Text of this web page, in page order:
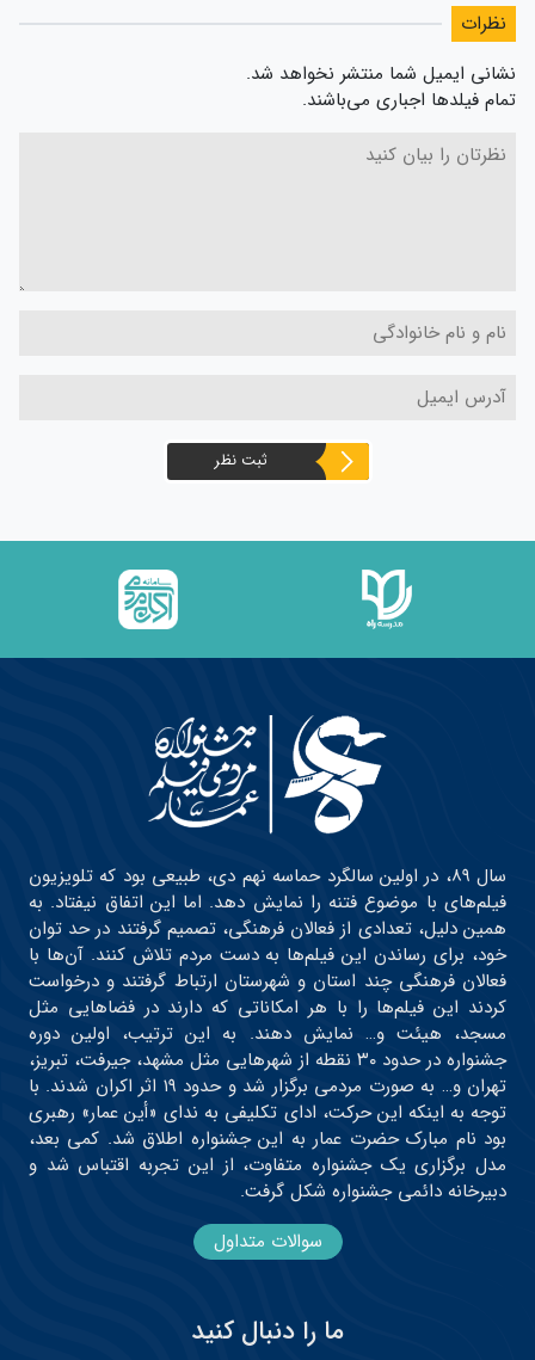
نظرات
نشانی ایمیل شما منتشر نخواهد شد.
تمام فیلدها اجباری می‌باشند.
ثبت نظر
سال ۸۹، در اولین سالگرد حماسه نهم دی، طبیعی بود که تلویزیون
فیلم‌های با موضوع فتنه را نمایش دهد. اما این اتفاق نیفتاد. به
همین دلیل، تعدادی از فعالان فرهنگی، تصمیم گرفتند در حد توان
خود، برای رساندن این فیلم‌ها به دست مردم تلاش کنند. آن‌ها با
فعالان فرهنگی چند استان و شهرستان ارتباط گرفتند و درخواست
کردند این فیلم‌ها را با هر امکاناتی که دارند در فضاهایی مثل
مسجد، هیئت و… نمایش دهند. به این ترتیب، اولین دوره
جشنواره در حدود ۳۰ نقطه از شهرهایی مثل مشهد، جیرفت، تبریز،
تهران و… به صورت مردمی برگزار شد و حدود ۱۹ اثر اکران شدند. با
توجه به اینکه این حرکت، ادای تکلیفی به ندای «أین عمار» رهبری
بود نام مبارک حضرت عمار به این جشنواره اطلاق شد. کمی بعد،
مدل برگزاری یک جشنواره متفاوت، از این تجربه اقتباس شد و
دبیرخانه دائمی جشنواره شکل گرفت.
سوالات متداول
ما را دنبال کنید